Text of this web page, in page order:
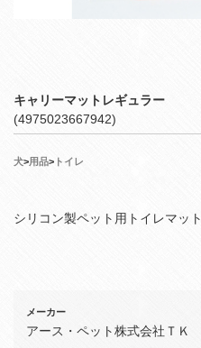
キャリーマットレギュラー
(4975023667942)
犬>用品> トイレ
シリコン製ペット用トイレマット
メーカー
アース・ペット株式会社ＴＫ